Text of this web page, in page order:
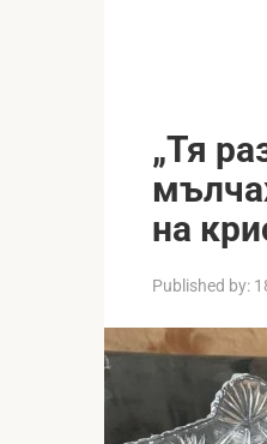
„Тя
на
Published by: